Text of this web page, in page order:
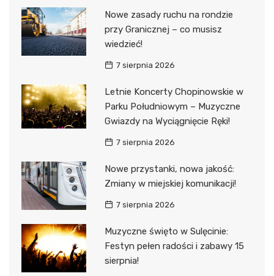
Nowe zasady ruchu na rondzie
przy Granicznej – co musisz
wiedzieć!
7 sierpnia 2026
Letnie Koncerty Chopinowskie w
Parku Południowym – Muzyczne
Gwiazdy na Wyciągnięcie Ręki!
7 sierpnia 2026
Nowe przystanki, nowa jakość:
Zmiany w miejskiej komunikacji!
7 sierpnia 2026
Muzyczne święto w Sulęcinie:
Festyn pełen radości i zabawy 15
sierpnia!